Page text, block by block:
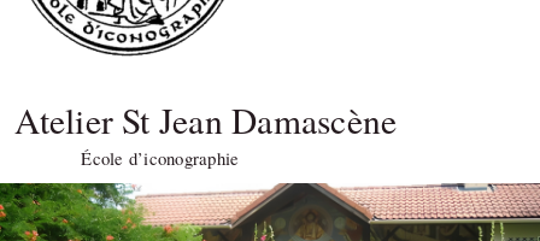
Atelier St Jean Damascène
École d’iconographie